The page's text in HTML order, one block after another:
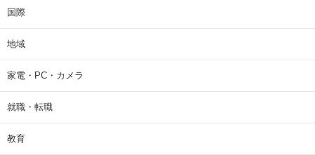
国際
地域
家電・PC・カメラ
就職・転職
教育